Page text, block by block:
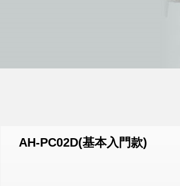
AH-PC02D(基本入門款)